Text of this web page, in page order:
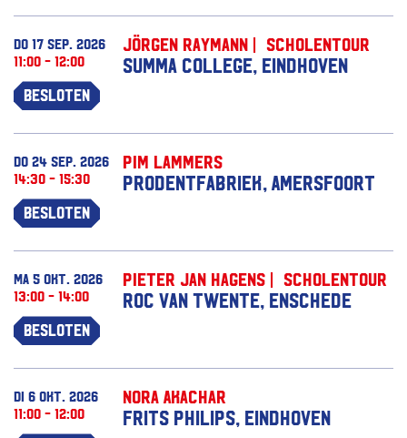
Jörgen Raymann | Scholentour
Summa College, Eindhoven
do 17 sep. 2026
11:00 - 12:00
Besloten
Pim Lammers
Prodentfabriek, Amersfoort
do 24 sep. 2026
14:30 - 15:30
Besloten
Pieter Jan Hagens | Scholentour
ROC van Twente, Enschede
ma 5 okt. 2026
13:00 - 14:00
Besloten
Nora Akachar
Frits Philips, Eindhoven
di 6 okt. 2026
11:00 - 12:00